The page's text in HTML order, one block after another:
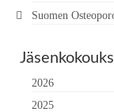
Suomen
2026
2025